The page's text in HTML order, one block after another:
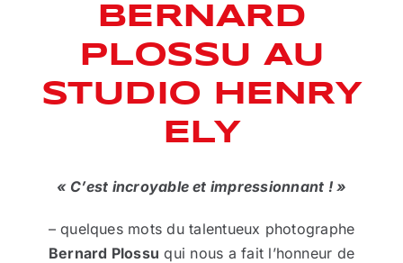
BERNARD
PLOSSU AU
STUDIO HENRY
ELY
« C’est incroyable et impressionnant ! »
– quelques mots du talentueux photographe
Bernard Plossu qui nous a fait l’honneur de